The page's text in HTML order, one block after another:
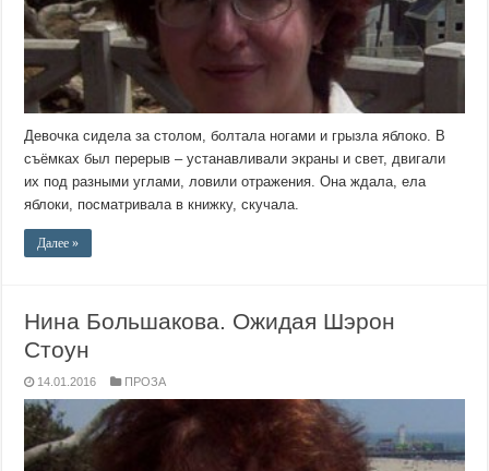
Девочка сидела за столом, болтала ногами и грызла яблоко. В
съёмках был перерыв – устанавливали экраны и свет, двигали
их под разными углами, ловили отражения. Она ждала, ела
яблоки, посматривала в книжку, скучала.
Далее »
Нина Большакова. Ожидая Шэрон
Стоун
14.01.2016 ПРОЗА